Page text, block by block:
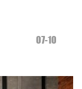
07-10